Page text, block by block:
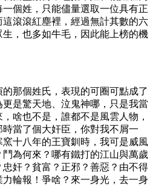
個姓，只能儘量選取一位具有正
滾滾紅塵裡，經過無計其數的六
，也多如牛毛，因此能上榜的機
那個姓氏，表現的可圈可點成了
是驚天地、泣鬼神哪，只是我當
啥也不是，誰都不是風雲人物，
當了個大奸臣，你對我不屑一
十八年的王寶釧時，我可是威風
為何來？哪有鐵打的江山與萬歲
奸？貧富？正邪？善惡？由不得
輪報！爭啥？來一身光，去一身